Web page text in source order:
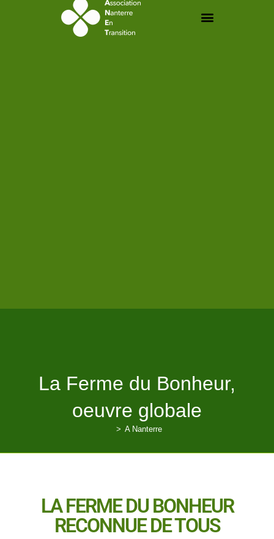
La Ferme du Bonheur,
oeuvre globale
> A Nanterre
LA FERME DU BONHEUR
RECONNUE DE TOUS